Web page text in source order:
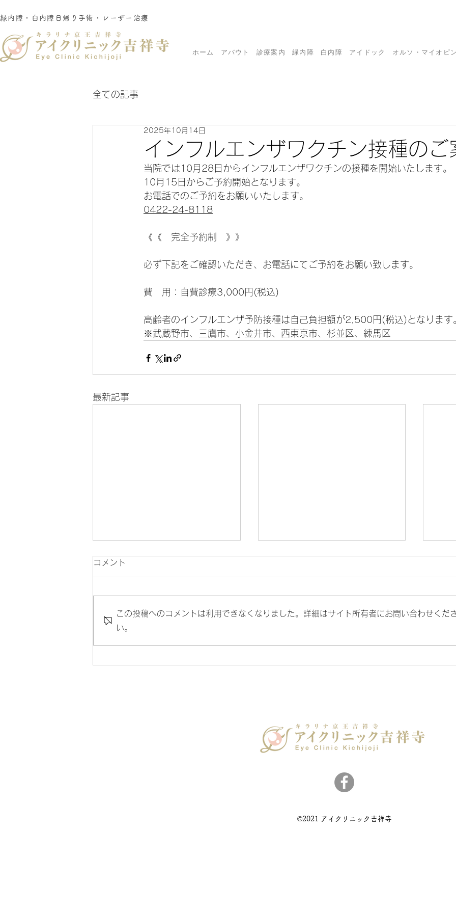
緑内障・白内障日帰り手術・レーザー治療
ホーム アバウト 診療案内 緑内障 白内障 アイドック オルソ・マイオピン
全ての記事
インフルエンザワクチン接種のご
2025年10月14日
当院では10月28日からインフルエンザワクチンの接種を開始いたします。
10月15日からご予約開始となります。
お電話でのご予約をお願いいたします。
0422-24-8118
《《　完全予約制　》》
必ず下記をご確認いただき、お電話にてご予約をお願い致します。
費　用：自費診療3,000円(税込)
高齢者のインフルエンザ予防接種は自己負担額が2,500円(税込)となります
※武蔵野市、三鷹市、小金井市、西東京市、杉並区、練馬区
最新記事
8月の岡部先生の代診のお知
らせ
コメント
この投稿へのコメントは利用できなくなりました。詳細はサイト所有者にお問い合わせくだ
い。
©2021 アイクリニック吉祥寺